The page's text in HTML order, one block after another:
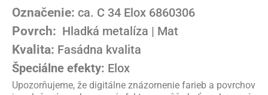
Označenie: ca. C 34 Elox 6860306
Povrch: Hladká metalíza | Mat
Kvalita: Fasádna kvalita
Špeciálne efekty: Elox
Upozorňujeme, že digitálne znázornenie farieb a povrchov